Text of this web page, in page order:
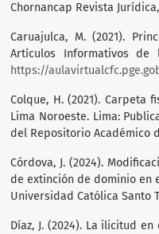
Chornancap Revista
Caruajulca, M. (2021).
Artículos Informativos de
https://
Colque, H. (2021).
Lima Noroeste. Lima:
del Repositorio Académico
Córdova, J. (2024).
de extinción de dominio en
Universidad Católica Santo
Díaz, J. (2024). La ilicitud